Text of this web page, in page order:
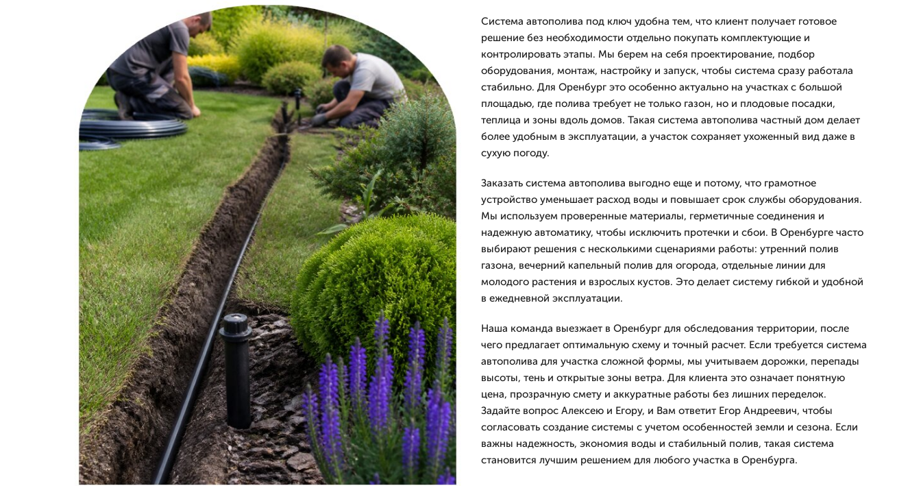
Система автополива под ключ удобна тем, что клиент получает готовое
решение без необходимости отдельно покупать комплектующие и
контролировать этапы. Мы берем на себя проектирование, подбор
оборудования, монтаж, настройку и запуск, чтобы система сразу работала
стабильно. Для Оренбург это особенно актуально на участках с большой
площадью, где полива требует не только газон, но и плодовые посадки,
теплица и зоны вдоль домов. Такая система автополива частный дом делает
более удобным в эксплуатации, а участок сохраняет ухоженный вид даже в
сухую погоду.
Заказать система автополива выгодно еще и потому, что грамотное
устройство уменьшает расход воды и повышает срок службы оборудования.
Мы используем проверенные материалы, герметичные соединения и
надежную автоматику, чтобы исключить протечки и сбои. В Оренбурге часто
выбирают решения с несколькими сценариями работы: утренний полив
газона, вечерний капельный полив для огорода, отдельные линии для
молодого растения и взрослых кустов. Это делает систему гибкой и удобной
в ежедневной эксплуатации.
Наша команда выезжает в Оренбург для обследования территории, после
чего предлагает оптимальную схему и точный расчет. Если требуется система
автополива для участка сложной формы, мы учитываем дорожки, перепады
высоты, тень и открытые зоны ветра. Для клиента это означает понятную
цена, прозрачную смету и аккуратные работы без лишних переделок.
Задайте вопрос Алексею и Егору, и Вам ответит Егор Андреевич, чтобы
согласовать создание системы с учетом особенностей земли и сезона. Если
важны надежность, экономия воды и стабильный полив, такая система
становится лучшим решением для любого участка в Оренбурга.